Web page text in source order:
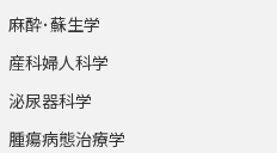
麻酔･蘇生学
産科婦人科学
泌尿器科学
腫瘍病態治療学